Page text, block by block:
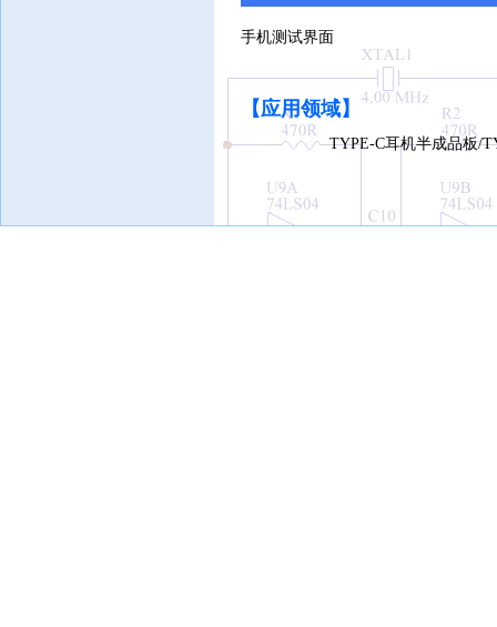
手机测试界面
【应用领域】
TYPE-C耳机半成品板/